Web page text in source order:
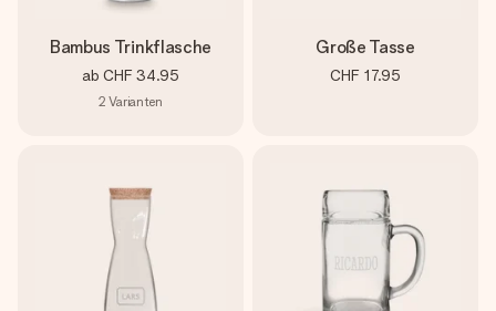
Bambus Trinkflasche
ab CHF 34.95
2 Varianten
Große Tasse
CHF 17.95